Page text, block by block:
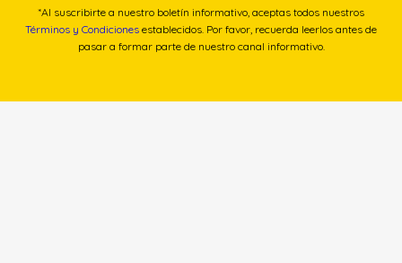
*Al suscribirte a nuestro boletín informativo, aceptas todos nuestros
Términos y Condiciones establecidos. Por favor, recuerda leerlos antes de
pasar a formar parte de nuestro canal informativo.